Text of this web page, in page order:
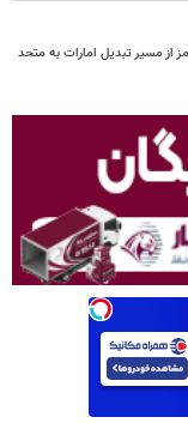
از مسیر تبدیل امارات به متحد